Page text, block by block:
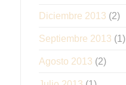
Diciembre 2013 (2)
Septiembre 2013 (1)
Agosto 2013 (2)